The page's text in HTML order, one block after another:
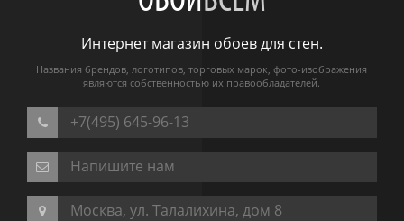
Интернет магазин обоев для стен.
Названия брендов, логотипов, торговых марок, фото-изображения
являются собственностью их правообладателей.
+7(495) 645-96-13
Напишите нам
Москва, ул. Талалихина, дом 8